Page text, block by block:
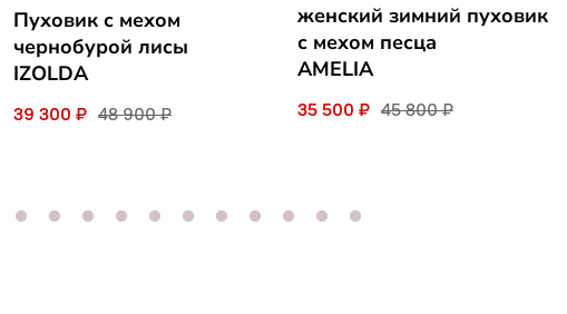
Пуховик с мехом
чернобурой лисы
IZOLDA
39 300 ₽ 48 900 ₽
женский зимний пуховик
с мехом песца
AMELIA
35 500 ₽ 45 800 ₽